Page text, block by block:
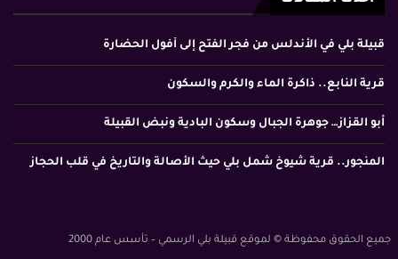
قبيلة بلي في الأندلس من فجر الفتح إلى أفول الحضارة
قرية النابع.. ذاكرة الماء والكرم والسكون
أبو القزاز… جوهرة الجبال وسكون البادية ونبض القبيلة
المنجور.. قرية شيوخ شمل بلي حيث الأصالة والتاريخ في قلب الحجاز
جميع الحقوق محفوظة © لموقع قبيلة بلي الرسمي – تأسس عام 2000